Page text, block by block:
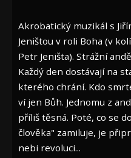
Akrobatický muzikál s
Jeništou v roli Boha (v
Petr Jeništa). Strážní
Každý den dostávají na
kterého chrání. Kdo
ví jen Bůh. Jednomu z
příliš těsná. Poté, co se
člověka" zamiluje, je
nebi revoluci...